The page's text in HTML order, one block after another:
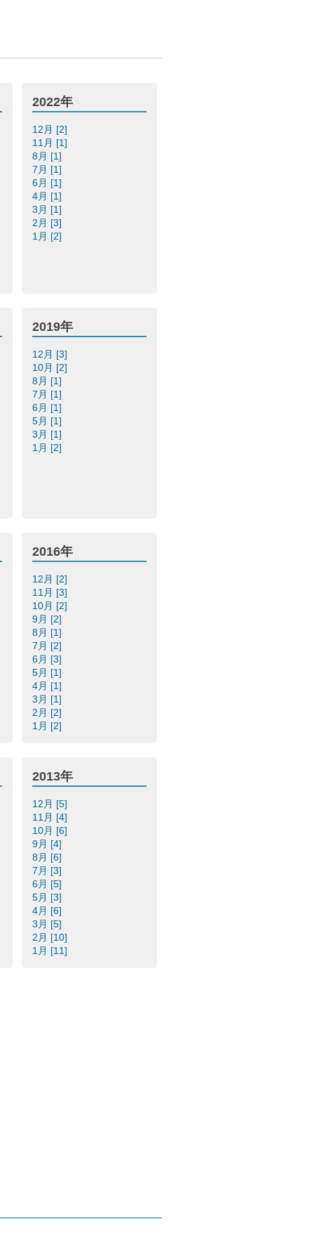
2022年
12月 [2]
11月 [1]
8月 [1]
7月 [1]
6月 [1]
4月 [1]
3月 [1]
2月 [3]
1月 [2]
2019年
12月 [3]
10月 [2]
8月 [1]
7月 [1]
6月 [1]
5月 [1]
3月 [1]
1月 [2]
2016年
12月 [2]
11月 [3]
10月 [2]
9月 [2]
8月 [1]
7月 [2]
6月 [3]
5月 [1]
4月 [1]
3月 [1]
2月 [2]
1月 [2]
2013年
12月 [5]
11月 [4]
10月 [6]
9月 [4]
8月 [6]
7月 [3]
6月 [5]
5月 [3]
4月 [6]
3月 [5]
2月 [10]
1月 [11]